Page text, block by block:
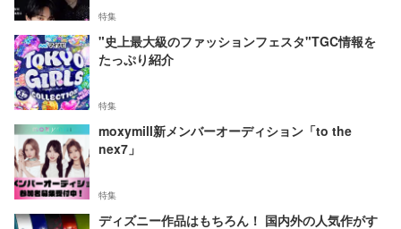
特集
"史上最大級のファッションフェスタ"TGC情報を
たっぷり紹介
特集
moxymill新メンバーオーディション「to the
nex7」
特集
ディズニー作品はもちろん！ 国内外の人気作がす